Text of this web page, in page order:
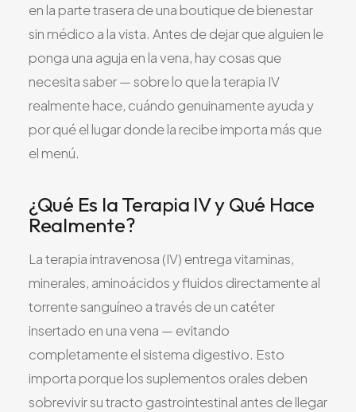
TDAH
Ansiedad
Depresión
Trastorno Bipolar
Manejo de Medicamentos
Vértigo y Mareo
en la parte trasera de una boutique de bienestar
sin médico a la vista. Antes de dejar que alguien le
ponga una aguja en la vena, hay cosas que
necesita saber — sobre lo que la terapia IV
realmente hace, cuándo genuinamente ayuda y
por qué el lugar donde la recibe importa más que
el menú.
¿Qué Es la Terapia IV y Qué Hace
Realmente?
La terapia intravenosa (IV) entrega vitaminas,
minerales, aminoácidos y fluidos directamente al
torrente sanguíneo a través de un catéter
insertado en una vena — evitando
completamente el sistema digestivo. Esto
importa porque los suplementos orales deben
sobrevivir su tracto gastrointestinal antes de llegar